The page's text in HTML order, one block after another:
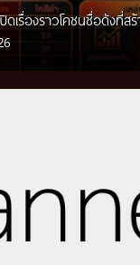
เรื่องราวโคชนชื่อดังที่สร้